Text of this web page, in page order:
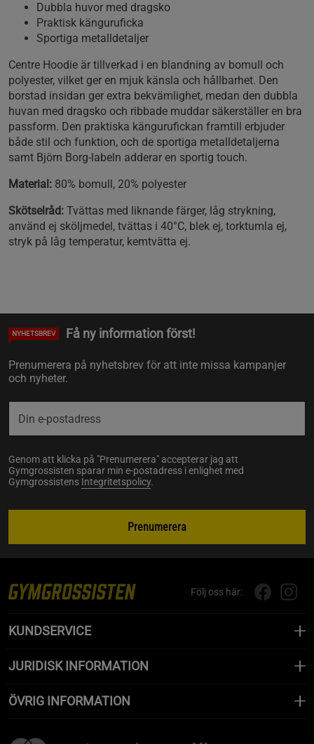
Dubbla huvor med dragsko
Praktisk känguruficka
Sportiga metalldetaljer
Centre Hoodie är tillverkad i en blandning av bomull och
polyester, vilket ger en mjuk känsla och hållbarhet. Den
borstad insidan ger extra bekvämlighet, medan den dubbla
huvan med dragsko och ribbade muddar säkerställer en bra
passform. Den praktiska kängurufickan framtill erbjuder
både stil och funktion, och de sportiga metalldetaljerna
samt Björn Borg-labeln adderar en sportig touch.
Material: 80% bomull, 20% polyester
Skötselråd: Tvättas med liknande färger, låg strykning,
använd ej sköljmedel, tvättas i 40°C, blek ej, torktumla ej,
stryk på låg temperatur, kemtvätta ej.
NYHETSBREV Få ny information först!
Prenumerera på nyhetsbrev för att inte missa kampanjer
och nyheter.
Genom att klicka på "Prenumerera" accepterar jag att
Gymgrossisten sparar min e-postadress i enlighet med
Gymgrossistens Integritetspolicy.
Prenumerera
Följ oss här:
KUNDSERVICE
JURIDISK INFORMATION
ÖVRIG INFORMATION